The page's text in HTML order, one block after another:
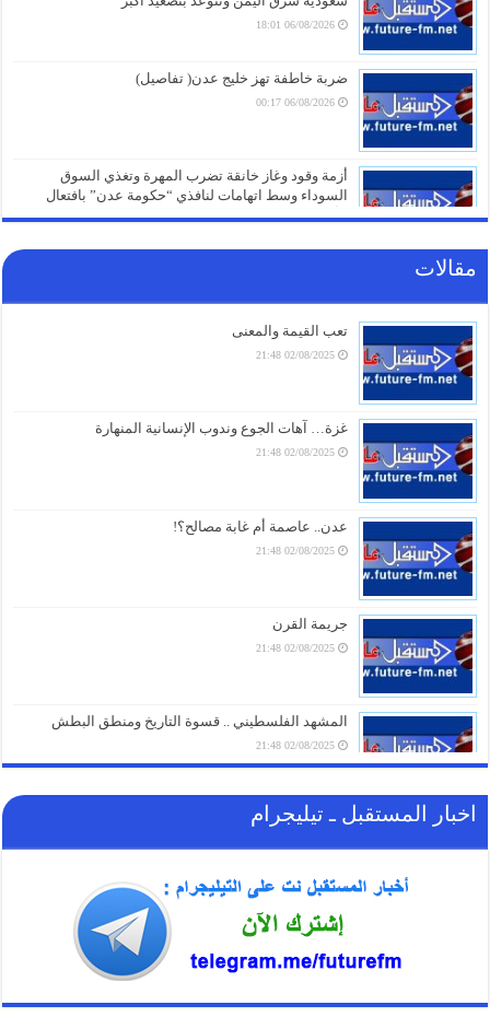
06/08/2026 18:01
ضربة خاطفة تهز خليج عدن( تفاصيل)
06/08/2026 00:17
أزمة وقود وغاز خانقة تضرب المهرة وتغذي السوق
السوداء وسط اتهامات لنافذي “حكومة عدن” بافتعال
الأزمات
صنعاء تلتزم الصمت.. من يقف خلف غرق السفينة الهندية في البحر الأحمر؟
أزمة مياه طاحنة ومئات البيوت المزالة بالكامل.. السلطات اليابانية تكشف
الخسائر الثقيلة لزلزال كيوشو
05/08/2026 18:26
أزمة الخدمات والرواتب تفجر الشارع بالضالع.. هتافات تندد بـ”الوصاية
السعودية” وتتوعد بخطوات تصعيدية أوسع
05/08/2026 18:03
الغاز الأوروبي يقفز 19% في يوليو ويسجل أعلى مستوى منذ مطلع 2023
مقالات
تعب القيمة والمعنى
02/08/2025 21:48
غزة… آهات الجوع وندوب الإنسانية المنهارة
02/08/2025 21:48
عدن.. عاصمة أم غابة مصالح؟!
02/08/2025 21:48
جريمة القرن
02/08/2025 21:48
المشهد الفلسطيني .. قسوة التاريخ ومنطق البطش
02/08/2025 21:48
اخبار المستقبل ـ تيليجرام